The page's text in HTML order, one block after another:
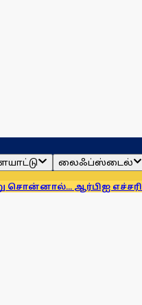
லைஃப்ஸ்டைல்
எச்சரிக்கை